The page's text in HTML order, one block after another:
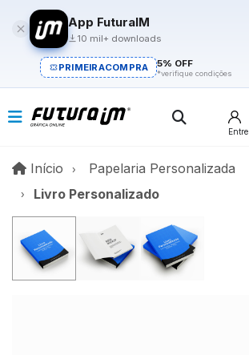
App FuturaIM
10 mil+ downloads
PRIMEIRACOMPRA 5% OFF
*verifique condições
Entre
Início InícioPapelaria Personalizada
Livro Personalizado